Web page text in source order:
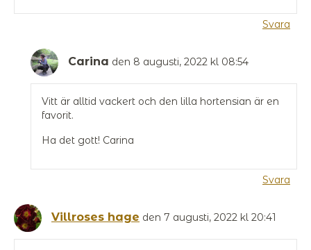
Svara
Carina den 8 augusti, 2022 kl 08:54
Vitt är alltid vackert och den lilla hortensian är en
favorit.
Ha det gott! Carina
Svara
Villroses hage den 7 augusti, 2022 kl 20:41